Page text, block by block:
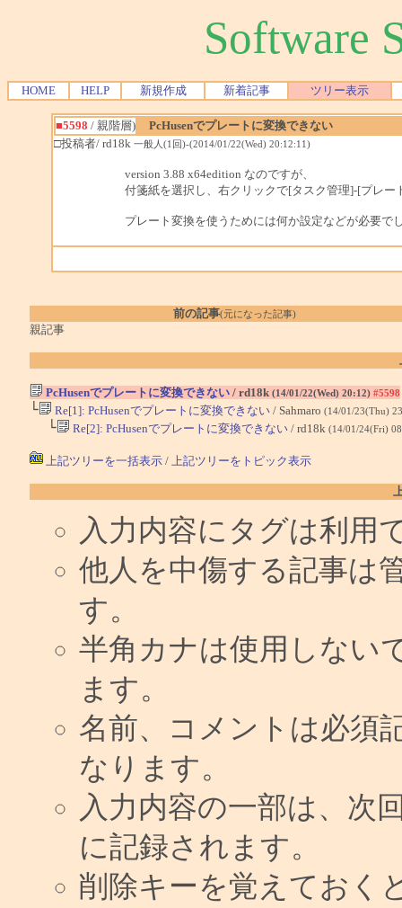
Software
HOME HELP 新規作成 新着記事 ツリー表示
■5598 / 親階層)
PcHusenでプレートに変換できない
□投稿者/ rd18k 一般人(1回)-(2014/01/22(Wed) 20:12:11)
version 3.88 x64edition なのですが、
付箋紙を選択し、右クリックで[タスク管理]-[プレ
プレート変換を使うためには何か設定などが必要で
前の記事(元になった記事)
親記事
PcHusenでプレートに変換できない/ rd18k (14/01/22(Wed) 20:12) #5598
└ Re[1]: PcHusenでプレートに変換できない/ Sahmaro (14/01/23(Thu)
└ Re[2]: PcHusenでプレートに変換できない/ rd18k (14/01/24(Fri)
上記ツリーを一括表示/ 上記ツリーをトピック表示
入力内容にタグは利用
他人を中傷する記事は
す。
半角カナは使用しない
ます。
名前、コメントは必須
なります。
入力内容の一部は、次
に記録されます。
削除キーを覚えておく